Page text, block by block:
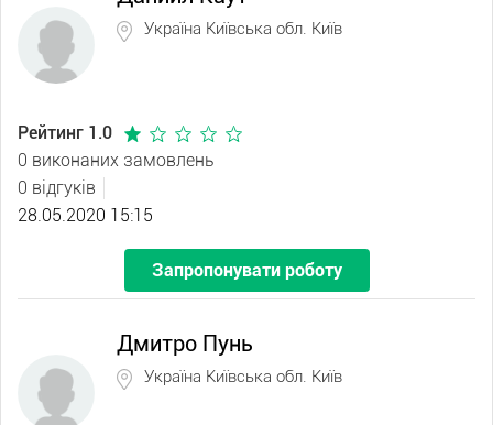
Україна Київська обл. Київ
Рейтинг 1.0
0 виконаних замовлень
0 відгуків
28.05.2020 15:15
Запропонувати роботу
Дмитро Пунь
Україна Київська обл. Київ